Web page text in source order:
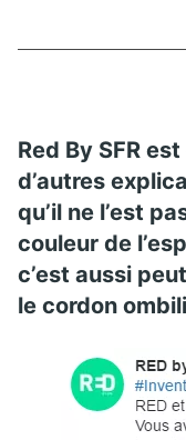
Red By SFR
d’autres
qu’il ne l’est
couleur de
c’est aussi
le cordon